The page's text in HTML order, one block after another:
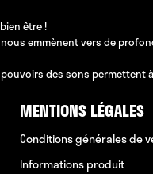
être !
emmènent vers de
des sons
MENTIONS LÉGALES
Conditions générales de
Informations produit